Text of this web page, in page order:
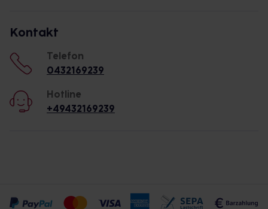
Kontakt
Telefon
0432169239
Hotline
+49432169239